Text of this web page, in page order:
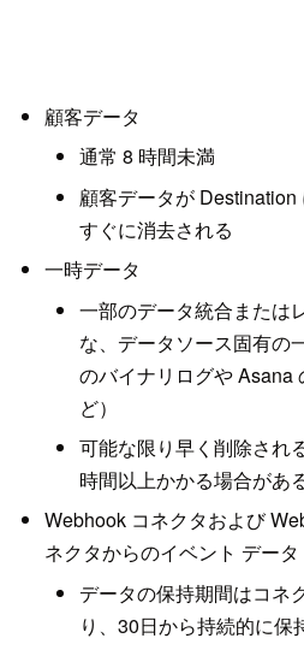
顧客データ
通常 8 時間未満
顧客データが
すぐに消去される
一時データ
一部のデータ統合または
な、データソース固有の
のバイナリログや Asana
ど）
可能な限り早く削除され
時間以上かかる場合があ
Webhook コネクタおよび
ネクタからのイベント データ
データの保持期間はコネ
り、30日から持続的に保